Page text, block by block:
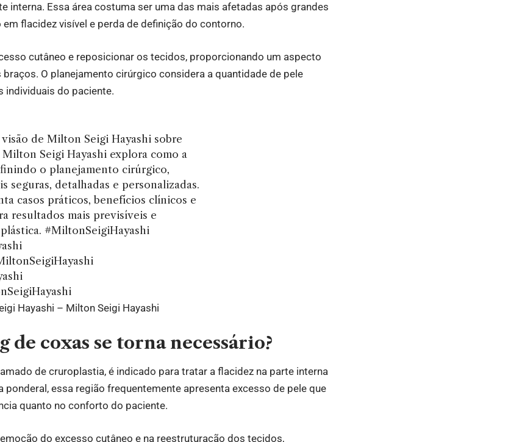
interna. Essa área costuma ser uma das mais afetadas após grandes
flacidez visível e perda de definição do contorno.
cutâneo e reposicionar os tecidos, proporcionando um aspecto
O planejamento cirúrgico considera a quantidade de pele
individuais do paciente.
de Milton Seigi Hayashi sobre
Seigi Hayashi explora como a
o planejamento cirúrgico,
seguras, detalhadas e personalizadas.
casos práticos, benefícios clínicos e
resultados mais previsíveis e
#MiltonSeigiHayashi
Hayashi – Milton Seigi Hayashi
coxas se torna necessário?
de cruroplastia, é indicado para tratar a flacidez na parte interna
ponderal, essa região frequentemente apresenta excesso de pele que
quanto no conforto do paciente.
do excesso cutâneo e na reestruturação dos tecidos,